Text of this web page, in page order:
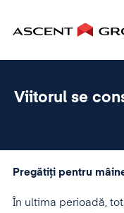
Viitorul se
Pregătiți pentru
În ultima perioadă,